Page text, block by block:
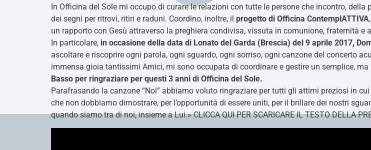
In Officina del Sole mi occupo di curare le relazioni con tutte le persone che incontro,
dei segni per ritrovi, ritiri e raduni. Coordino, inoltre, il progetto di Officina ContemplATTIVA
un rapporto con Gesù attraverso la preghiera condivisa, vissuta in comunione, fraternità e
In particolare, in occasione della data di Lonato del Garda (Brescia) del 9 aprile 2017,
ascoltare e riscoprire ogni parola, ogni sguardo, ogni sorriso, ogni canzone del concerto
immensa gioia tantissimi Amici, mi sono occupata di coordinare e gestire un semplice, ma
Basso per ringraziare per questi 3 anni di Officina del Sole.
Parafrasando la canzone “Noi” abbiamo voluto ringraziare per tutti gli attimi preziosi in
che non dobbiamo dimostrare, per l’opportunità di essere uniti, per il brillare dei nostri
quando siamo tra di noi, insieme a Lui.»CLICCA QUI PER SCARICARE IL TESTO DELLA